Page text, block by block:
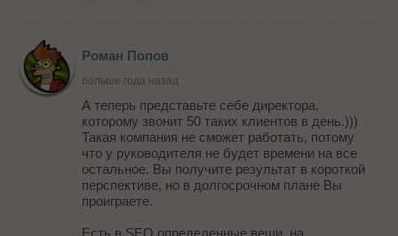
Роман Попов
больше года назад
А теперь представьте себе директора,
которому звонит 50 таких клиентов в день.)))
Такая компания не сможет работать, потому
что у руководителя не будет времени на все
остальное. Вы получите результат в короткой
перспективе, но в долгосрочном плане Вы
проиграете.